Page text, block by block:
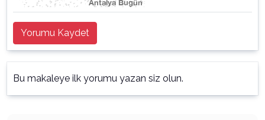
Yorumu Kaydet
Bu makaleye ilk yorumu yazan siz olun.